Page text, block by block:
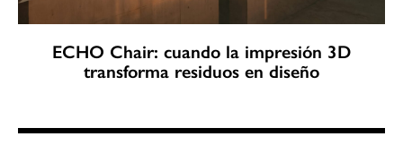
ECHO Chair: cuando la impresión 3D
transforma residuos en diseño